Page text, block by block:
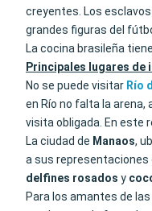
creyentes. Los
grandes figuras del
La cocina brasileña
Principales lugares de
No se puede visitar Río
en Río no falta la
visita obligada. En este
La ciudad de Manaos,
a sus representaciones
delfines rosados y
Para los amantes de